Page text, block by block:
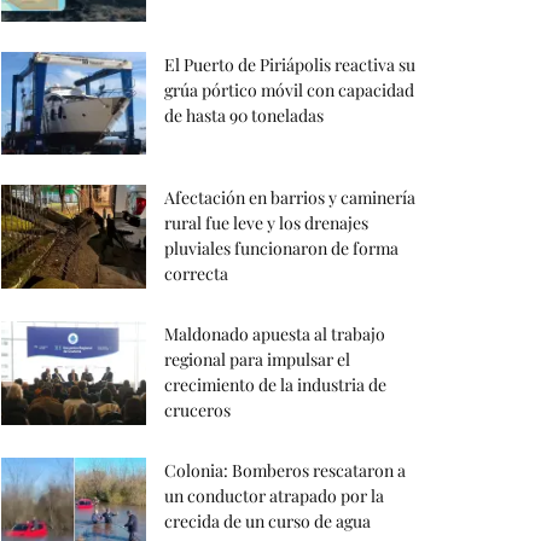
El Puerto de Piriápolis reactiva su
grúa pórtico móvil con capacidad
de hasta 90 toneladas
Afectación en barrios y caminería
rural fue leve y los drenajes
pluviales funcionaron de forma
correcta
Maldonado apuesta al trabajo
regional para impulsar el
crecimiento de la industria de
cruceros
Colonia: Bomberos rescataron a
un conductor atrapado por la
crecida de un curso de agua